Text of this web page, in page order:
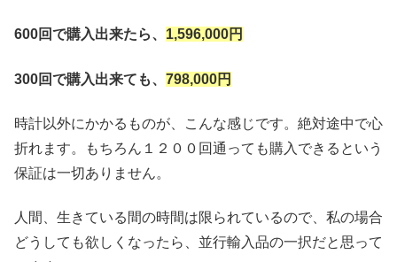
600回で購入出来たら、 1,596,000円
300回で購入出来ても、 798,000円
時計以外にかかるものが、こんな感じです。絶対途中で心
折れます。もちろん１２００回通っても購入できるという
保証は一切ありません。
人間、生きている間の時間は限られているので、私の場合
どうしても欲しくなったら、並行輸入品の一択だと思って